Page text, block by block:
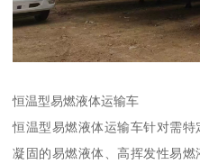
恒温型易燃液体运输车​
恒温型易燃液体运输车针对需
凝固的易燃液体、高挥发性易燃